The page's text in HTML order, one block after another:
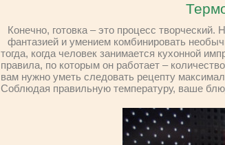
Конечно, готовка – это процесс
фантазией и умением комбинировать
тогда, когда человек занимается кухонной
правила, по которым он работает –
вам нужно уметь следовать рецепту
Соблюдая правильную температуру, ваше